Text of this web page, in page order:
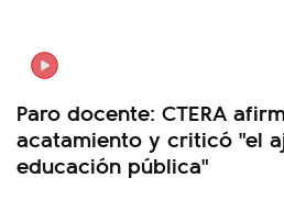
Paro docente: CTERA
acatamiento y criticó "el
educación pública"